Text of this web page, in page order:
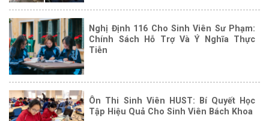
Nghị Định 116 Cho Sinh Viên Sư Phạm:
Chính Sách Hỗ Trợ Và Ý Nghĩa Thực
Tiễn
Ôn Thi Sinh Viên HUST: Bí Quyết Học
Tập Hiệu Quả Cho Sinh Viên Bách Khoa